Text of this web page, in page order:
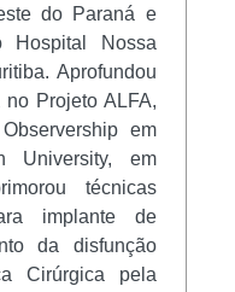
do Paraná e
Hospital Nossa
Aprofundou
Projeto ALFA,
em
University, em
técnicas
implante de
da disfunção
Cirúrgica pela